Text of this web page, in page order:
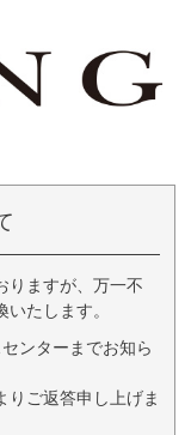
りますが、万一不
たします。
ンターまでお知ら
りご返答申し上げま